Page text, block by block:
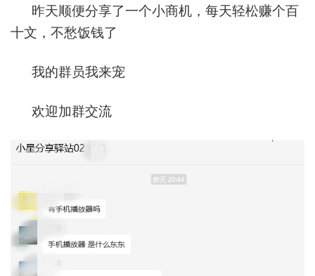
昨天顺便分享了一个小商机，每天轻松赚个百
十文，不愁饭钱了
我的群员我来宠
欢迎加群交流